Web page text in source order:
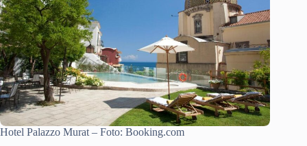
Hotel Palazzo Murat – Foto: Booking.com